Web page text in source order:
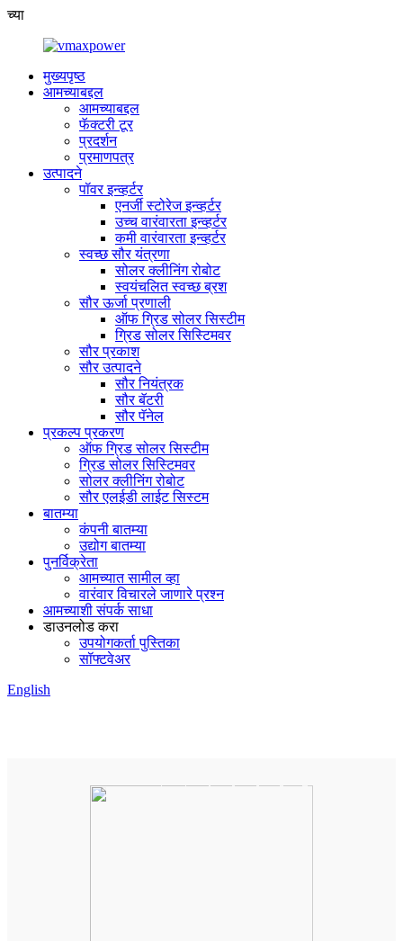
च्या
मुख्यपृष्ठ
आमच्याबद्दल
आमच्याबद्दल
फॅक्टरी टूर
प्रदर्शन
प्रमाणपत्र
उत्पादने
पॉवर इन्व्हर्टर
एनर्जी स्टोरेज इन्व्हर्टर
उच्च वारंवारता इन्व्हर्टर
कमी वारंवारता इन्व्हर्टर
स्वच्छ सौर यंत्रणा
सोलर क्लीनिंग रोबोट
स्वयंचलित स्वच्छ ब्रश
सौर ऊर्जा प्रणाली
ऑफ ग्रिड सोलर सिस्टीम
ग्रिड सोलर सिस्टिमवर
सौर प्रकाश
सौर उत्पादने
सौर नियंत्रक
सौर बॅटरी
सौर पॅनेल
प्रकल्प प्रकरण
ऑफ ग्रिड सोलर सिस्टीम
ग्रिड सोलर सिस्टिमवर
सोलर क्लीनिंग रोबोट
सौर एलईडी लाईट सिस्टम
बातम्या
कंपनी बातम्या
उद्योग बातम्या
पुनर्विक्रेता
आमच्यात सामील व्हा
वारंवार विचारले जाणारे प्रश्न
आमच्याशी संपर्क साधा
डाउनलोड करा
उपयोगकर्ता पुस्तिका
सॉफ्टवेअर
English